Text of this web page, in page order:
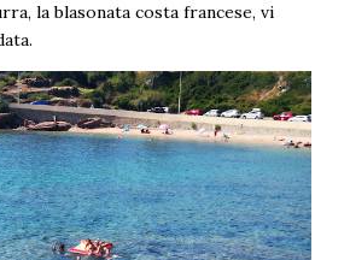
la blasonata costa francese, vi